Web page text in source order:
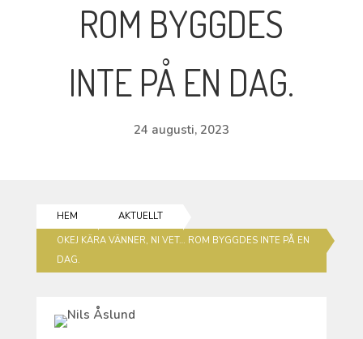
ROM BYGGDES
INTE PÅ EN DAG.
24 augusti, 2023
HEM
AKTUELLT
OKEJ KÄRA VÄNNER, NI VET… ROM BYGGDES INTE PÅ EN
DAG.